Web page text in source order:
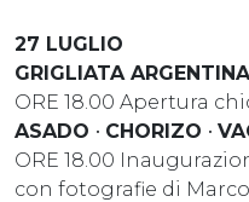
27 LUGLIO
GRIGLIATA ARGENTINA
ORE 18.00 Apertura
ASADO • CHORIZO •
ORE 18.00
con fotografie di